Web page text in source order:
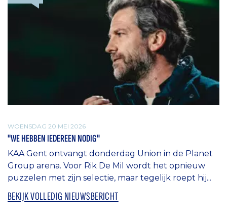
WOENSDAG 20 MEI 2026
"WE HEBBEN IEDEREEN NODIG"
KAA Gent ontvangt donderdag Union in de Planet
Group arena. Voor Rik De Mil wordt het opnieuw
puzzelen met zijn selectie, maar tegelijk roept hij...
BEKIJK VOLLEDIG NIEUWSBERICHT